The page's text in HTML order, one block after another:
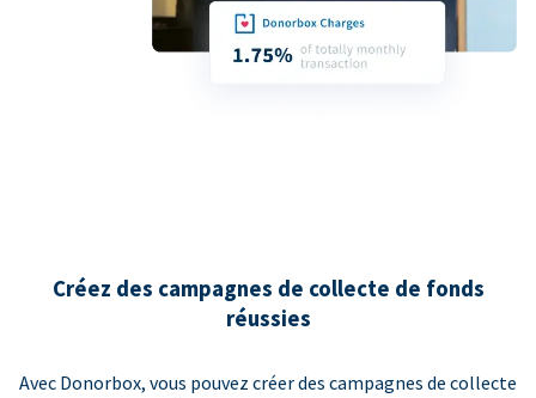
Créez des campagnes de collecte de fonds
réussies
Avec Donorbox, vous pouvez créer des campagnes de collecte